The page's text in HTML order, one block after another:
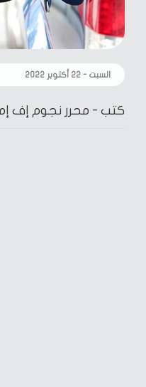
السبت - ٢٢ أكتوبر ٢٠٢٢
كتب - محرر نجوم إف